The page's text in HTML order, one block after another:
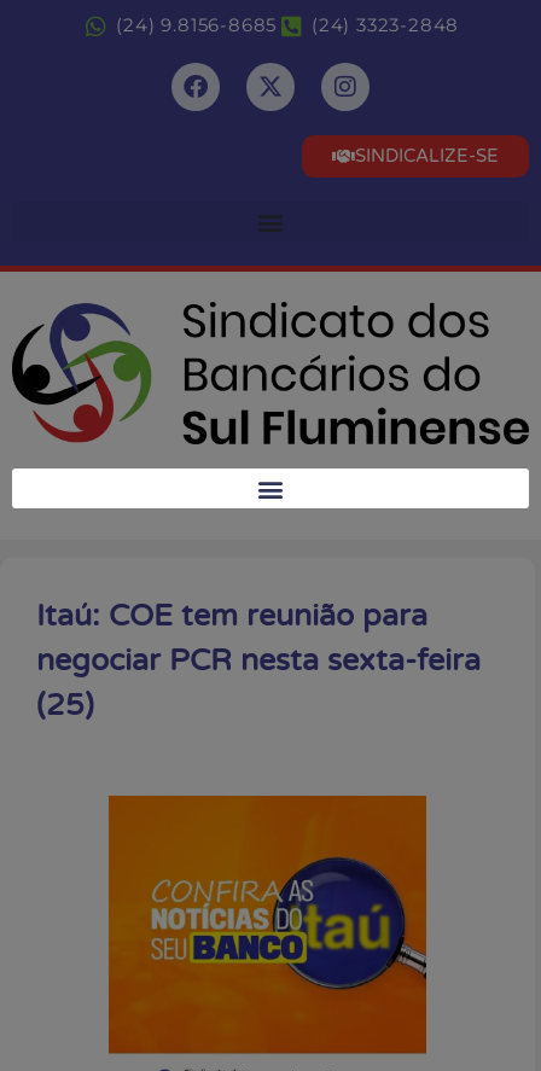
(24) 9.8156-8685 (24) 3323-2848
SINDICALIZE-SE
Itaú: COE tem reunião para
negociar PCR nesta sexta-feira
(25)